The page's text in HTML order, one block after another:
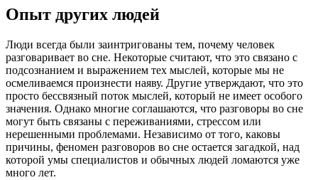
Опыт других людей
Люди всегда были заинтригованы тем, почему человек
разговаривает во сне. Некоторые считают, что это связано с
подсознанием и выражением тех мыслей, которые мы не
осмеливаемся произнести наяву. Другие утверждают, что это
просто бессвязный поток мыслей, который не имеет особого
значения. Однако многие соглашаются, что разговоры во сне
могут быть связаны с переживаниями, стрессом или
нерешенными проблемами. Независимо от того, каковы
причины, феномен разговоров во сне остается загадкой, над
которой умы специалистов и обычных людей ломаются уже
много лет.